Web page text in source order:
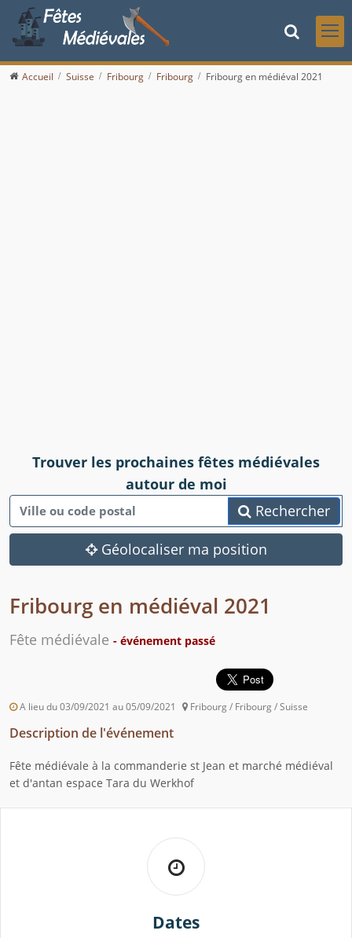
Accueil Suisse Fribourg Fribourg Fribourg en médiéval 2021
Trouver les prochaines fêtes médiévales
autour de moi
Rechercher
Géolocaliser ma position
Fribourg en médiéval 2021
Fête médiévale - événement passé
A lieu du 03/09/2021 au 05/09/2021 Fribourg / Fribourg / Suisse
Description de l'événement
Fête médiévale à la commanderie st Jean et marché médiéval
et d'antan espace Tara du Werkhof
Dates